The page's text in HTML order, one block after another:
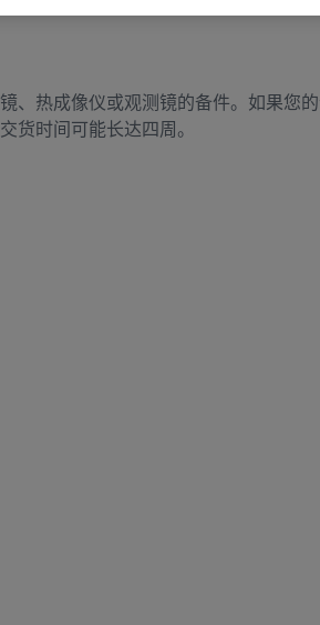
、热成像仪或观测镜的备件。如果您
货时间可能长达四周。